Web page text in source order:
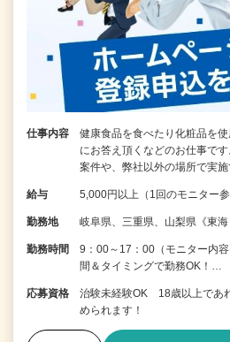
仕事内容
健康食品を食べたり化粧品を
にお答え頂くなどのお仕事で
案件や、弊社以外の場所で実
給与 5,000円以上（1回のモニター
勤務地 岐阜県、三重県、山梨県《東海
勤務時間
9：00～17：00（モニター内
間＆タイミングで勤務OK！…
応募資格
治験未経験OK 18歳以上であ
められます！